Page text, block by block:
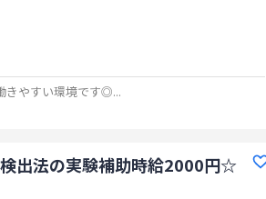
きやすい環境です◎...
出法の実験補助時給2000円☆